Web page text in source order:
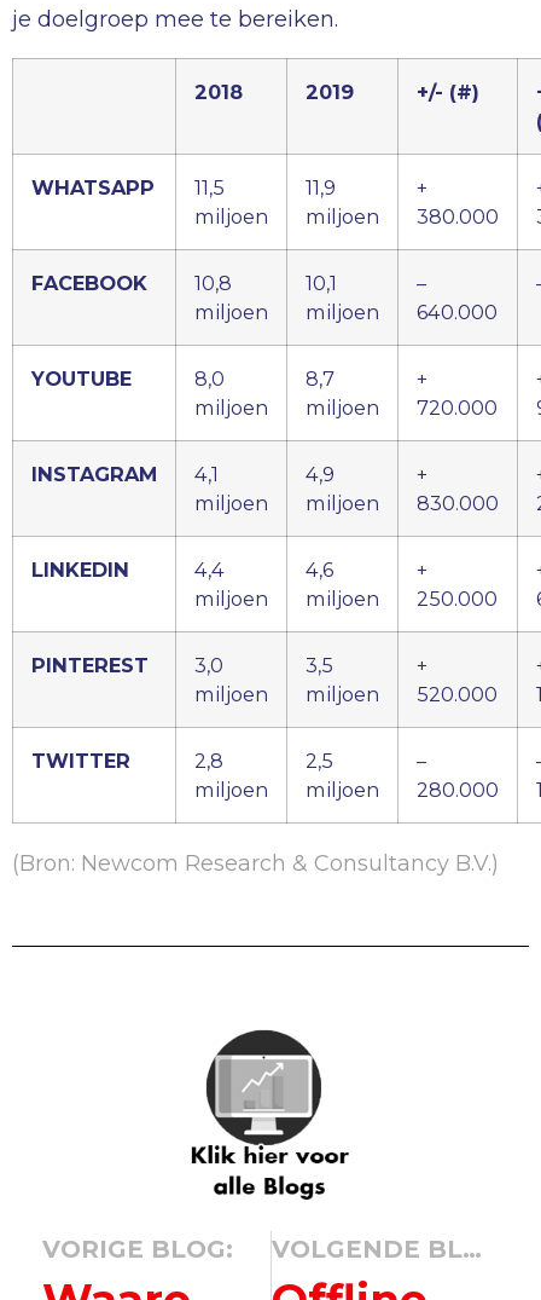
je doelgroep mee te bereiken.
2018 2019 +/- (#)
WHATSAPP
11,5
miljoen
11,9
miljoen
+
380.000
FACEBOOK
10,8
miljoen
10,1
miljoen
–
640.000
YOUTUBE
8,0
miljoen
8,7
miljoen
+
720.000
INSTAGRAM
4,1
miljoen
4,9
miljoen
+
830.000
LINKEDIN
4,4
miljoen
4,6
miljoen
+
250.000
PINTEREST
3,0
miljoen
3,5
miljoen
+
520.000
TWITTER
2,8
miljoen
2,5
miljoen
–
280.000
(Bron: Newcom Research & Consultancy B.V.)
VORIGE BLOG: VOLGENDE BLOG: